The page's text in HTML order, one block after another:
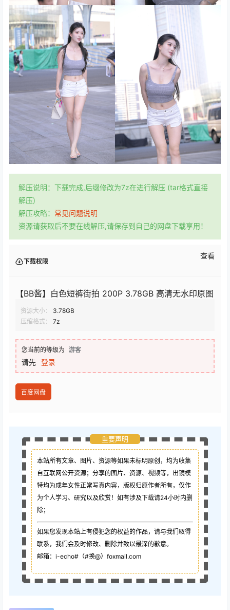
解压说明：下载完成,后缀修改为7z在进行解压 (tar格式直接
解压)
解压攻略： 常见问题说明
资源请获取后不要在线解压,请保存到自己的网盘下载享用！
下载权限
查看
【BB酱】白色短裤街拍 200P 3.78GB 高清无水印原图
资源大小：
3.78GB
压缩格式：
7z
您当前的等级为 游客
请先 登录
百度网盘
重要声明
本站所有文章、图片、资源等如果未标明原创，均为收集
自互联网公开资源； 分享的图片、资源、视频等，出镜模
特均为成年女性正常写真内容，版权归原作者所有，仅作
为个人学习、研究以及欣赏！如有涉及下载请24小时内删
除；
如果您发现本站上有侵犯您的权益的作品，请与我们取得
联系，我们会及时修改、删除并致以最深的歉意。
邮箱：i-echo#（#换@）foxmail.com